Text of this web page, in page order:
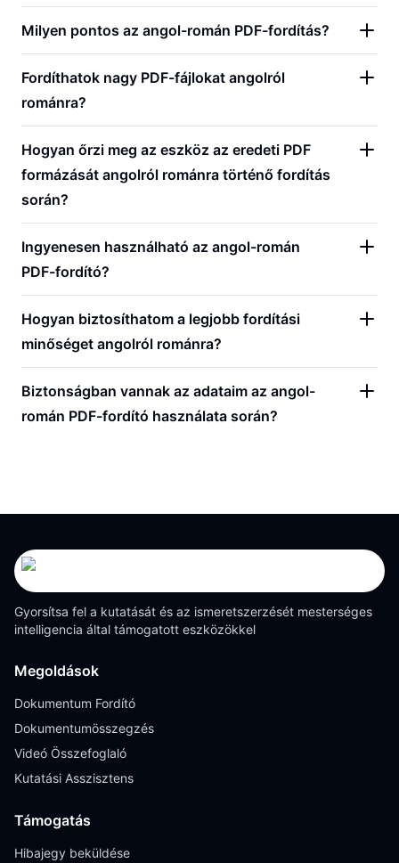
Milyen pontos az angol-román PDF-fordítás?
Fordíthatok nagy PDF-fájlokat angolról
románra?
Hogyan őrzi meg az eszköz az eredeti PDF
formázását angolról románra történő fordítás
során?
Ingyenesen használható az angol-román
PDF-fordító?
Hogyan biztosíthatom a legjobb fordítási
minőséget angolról románra?
Biztonságban vannak az adataim az angol-
román PDF-fordító használata során?
Gyorsítsa fel a kutatását és az ismeretszerzését mesterséges
intelligencia által támogatott eszközökkel
Megoldások
Dokumentum Fordító
Dokumentumösszegzés
Videó Összefoglaló
Kutatási Asszisztens
Támogatás
Hibajegy beküldése